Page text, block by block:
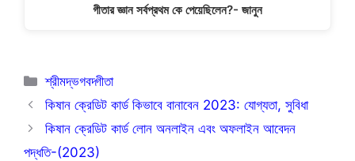
গীতার জ্ঞান সর্বপ্রথম কে পেয়েছিলেন?- জানুন
Categories
শ্রীমদ্ভগবদ্গীতা
কিষান ক্রেডিট কার্ড কিভাবে বানাবেন 2023: যোগ্যতা, সুবিধা
কিষান ক্রেডিট কার্ড লোন অনলাইন এবং অফলাইন আবেদন
পদ্ধতি-(2023)